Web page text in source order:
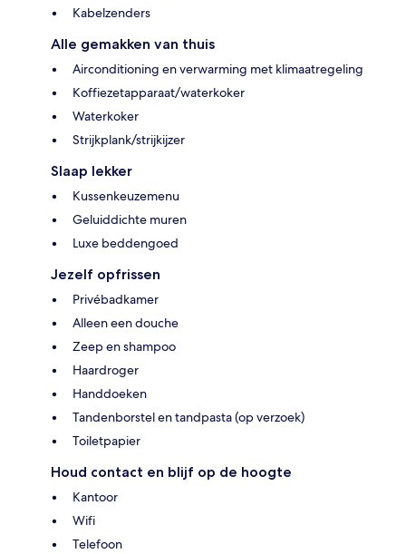
Kabelzenders
Alle gemakken van thuis
Airconditioning en verwarming met klimaatregeling
Koffiezetapparaat/waterkoker
Waterkoker
Strijkplank/strijkijzer
Slaap lekker
Kussenkeuzemenu
Geluiddichte muren
Luxe beddengoed
Jezelf opfrissen
Privébadkamer
Alleen een douche
Zeep en shampoo
Haardroger
Handdoeken
Tandenborstel en tandpasta (op verzoek)
Toiletpapier
Houd contact en blijf op de hoogte
Kantoor
Wifi
Telefoon